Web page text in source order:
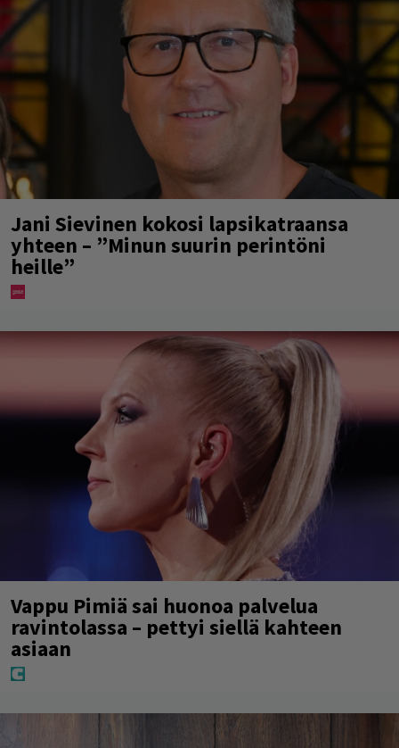
Jani Sievinen kokosi lapsikatraansa
yhteen – ”Minun suurin perintöni
heille”
Vappu Pimiä sai huonoa palvelua
ravintolassa – pettyi siellä kahteen
asiaan